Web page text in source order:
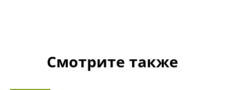
Смотрите также